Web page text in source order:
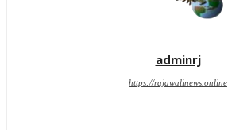
adminrj
https://rajawalinews.online